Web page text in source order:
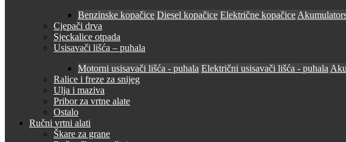
Benzinske kopačice Diesel kopačice Električne kopačice
Cjepači drva
Sjeckalice otpada
Usisavači lišća – puhala
Motorni usisavači lišća - puhala Električni usisavači lišća - puhala
Ralice i freze za snijeg
Ulja i maziva
Pribor za vrtne alate
Ostalo
Ručni vrtni alati
Škare za grane